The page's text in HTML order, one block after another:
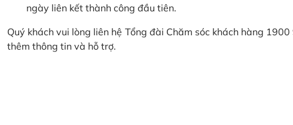
ngày liên kết thành công đầu tiên.
Quý khách vui lòng liên hệ Tổng đài Chăm sóc khách hàng
thêm thông tin và hỗ trợ.